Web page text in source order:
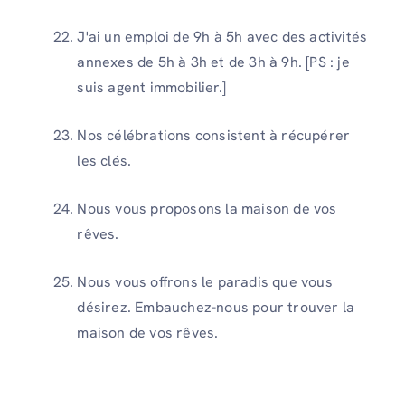
J'ai un emploi de 9h à 5h avec des activités
annexes de 5h à 3h et de 3h à 9h. [PS : je
suis agent immobilier.]
Nos célébrations consistent à récupérer
les clés.
Nous vous proposons la maison de vos
rêves.
Nous vous offrons le paradis que vous
désirez. Embauchez-nous pour trouver la
maison de vos rêves.